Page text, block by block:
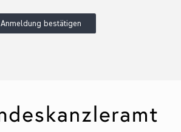
Anmeldung bestätigen